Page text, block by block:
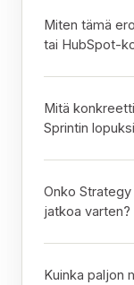
Miten tämä
tai HubSpot-
Mitä
Sprintin
Onko
jatkoa varten?
Kuinka paljon